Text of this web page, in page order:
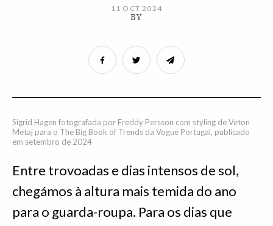
11 OCT 2024
BY
Sigrid Hagen fotografada por Freddy Persson com styling de Veton
Metaj para o The Big Book of Trends da Vogue Portugal, publicado
em setembro de 2024
Entre trovoadas e dias intensos de sol,
chegámos à altura mais temida do ano
para o guarda-roupa. Para os dias que